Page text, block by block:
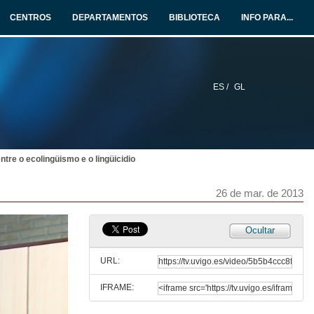
CENTROS DEPARTAMENTOS BIBLIOTECA INFO PARA...
ES / GL
o ecolingüismo e o lingüicidio
26 de mar. de 2013
Ocultar
URL:
IFRAME: